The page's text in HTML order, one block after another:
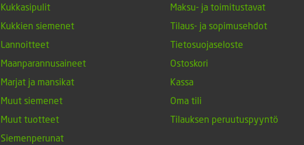
Kukkasipulit
Kukkien siemenet
Lannoitteet
Maanparannusaineet
Marjat ja mansikat
Muut siemenet
Muut tuotteet
Siemenperunat
Maksu- ja toimitustavat
Tilaus- ja sopimusehdot
Tietosuojaseloste
Ostoskori
Kassa
Oma tili
Tilauksen peruutuspyyntö